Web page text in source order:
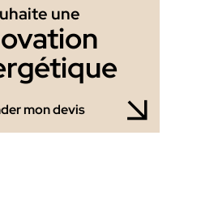
une
mon devis